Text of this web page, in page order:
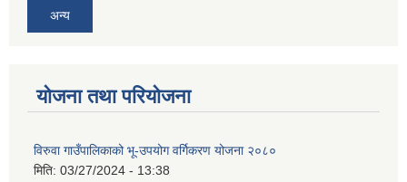
अन्य
योजना तथा परियोजना
विरुवा गाउँपालिकाको भू-उपयोग वर्गिकरण योजना २०८०
मिति: 03/27/2024 - 13:38